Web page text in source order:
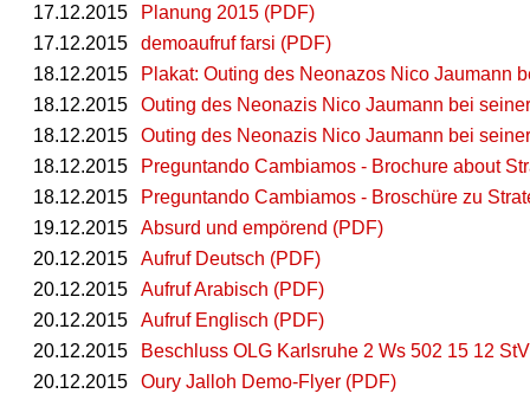
17.12.2015
Planung 2015 (PDF)
17.12.2015
demoaufruf farsi (PDF)
18.12.2015
Plakat: Outing des Neonazos Nico Jaumann
18.12.2015
Outing des Neonazis Nico Jaumann bei
18.12.2015
Outing des Neonazis Nico Jaumann bei
18.12.2015
Preguntando Cambiamos - Brochure about
18.12.2015
Preguntando Cambiamos - Broschüre zu
19.12.2015
Absurd und empörend (PDF)
20.12.2015
Aufruf Deutsch (PDF)
20.12.2015
Aufruf Arabisch (PDF)
20.12.2015
Aufruf Englisch (PDF)
20.12.2015
Beschluss OLG Karlsruhe 2 Ws 502 15 12
20.12.2015
Oury Jalloh Demo-Flyer (PDF)